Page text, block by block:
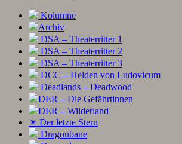
Kolumne
Archiv
DSA – Theaterritter 1
DSA – Theaterritter 2
DSA – Theaterritter 3
DCC – Helden von Ludovicum
Deadlands – Deadwood
DER – Die Gefährtinnen
DER – Wilderland
☀ Der letzte Stern
Dragonbane